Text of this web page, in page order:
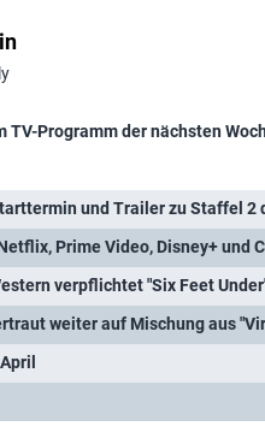
TV-Programm der nächsten
und Trailer zu Staffel 2
Prime Video, Disney+ und
verpflichtet "Six Feet